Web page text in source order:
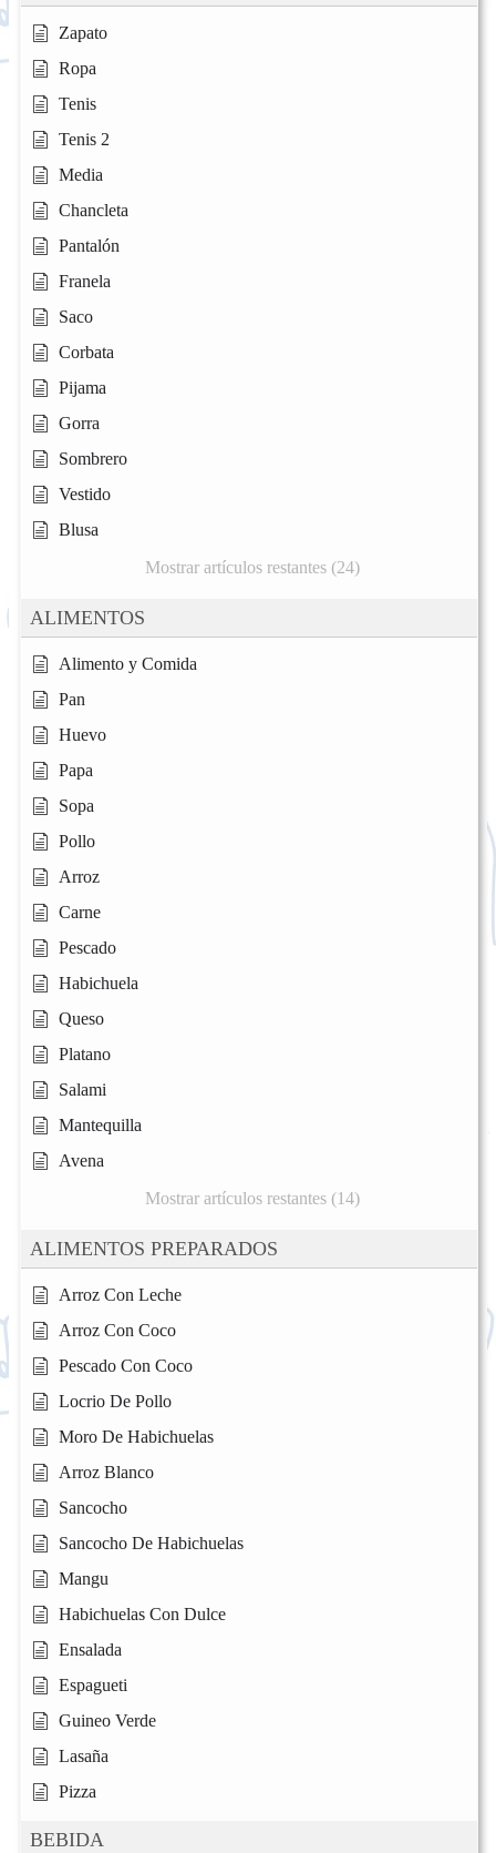
Zapato
Ropa
Tenis
Tenis 2
Media
Chancleta
Pantalón
Franela
Saco
Corbata
Pijama
Gorra
Sombrero
Vestido
Blusa
Mostrar artículos restantes (24)
ALIMENTOS
Alimento y Comida
Pan
Huevo
Papa
Sopa
Pollo
Arroz
Carne
Pescado
Habichuela
Queso
Platano
Salami
Mantequilla
Avena
Mostrar artículos restantes (14)
ALIMENTOS PREPARADOS
Arroz Con Leche
Arroz Con Coco
Pescado Con Coco
Locrio De Pollo
Moro De Habichuelas
Arroz Blanco
Sancocho
Sancocho De Habichuelas
Mangu
Habichuelas Con Dulce
Ensalada
Espagueti
Guineo Verde
Lasaña
Pizza
BEBIDA